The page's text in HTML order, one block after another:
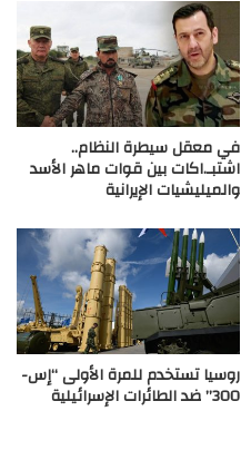
في معقل سيطرة النظام..
اشتبـ.اكات بين قوات ماهر الأسد
والميليشيات الإيرانية
روسيا تستخدم للمرة الأولى “إس-
300” ضد الطائرات الإسرائيلية